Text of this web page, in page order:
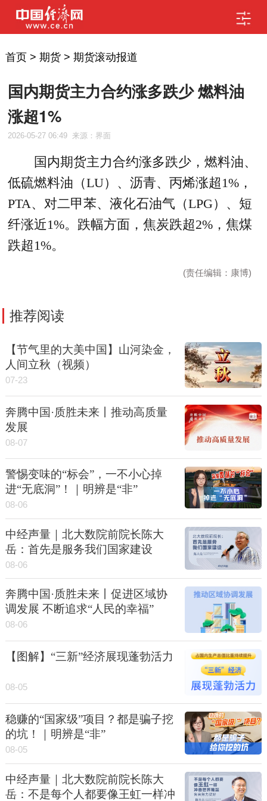
首页> 期货> 期货滚动报道
国内期货主力合约涨多跌少 燃料油
涨超1%
2026-05-27 06:49 来源：界面
国内期货主力合约涨多跌少，燃料油、
低硫燃料油（LU）、沥青、丙烯涨超1%，
PTA、对二甲苯、液化石油气（LPG）、短
纤涨近1%。跌幅方面，焦炭跌超2%，焦煤
跌超1%。
(责任编辑：康博)
推荐阅读
【节气里的大美中国】山河染金，
人间立秋（视频）
07-23
奔腾中国·质胜未来丨推动高质量
发展
08-07
警惕变味的“标会”，一不小心掉
进“无底洞”！｜明辨是“非”
08-06
中经声量｜北大数院前院长陈大
岳：首先是服务我们国家建设
08-06
奔腾中国·质胜未来丨促进区域协
调发展 不断追求“人民的幸福”
08-06
【图解】“三新”经济展现蓬勃活力
08-05
稳赚的“国家级”项目？都是骗子挖
的坑！｜明辨是“非”
08-05
中经声量｜北大数院前院长陈大
岳：不是每个人都要像王虹一样冲